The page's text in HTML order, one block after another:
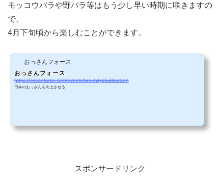
モッコウバラや野バラ等はもう少し早い時期に咲きますの
で、
4月下旬頃から楽しむことができます。
おっさんフォース
おっさんフォース
https://ossanforce.com/events/turumiryokutibaraen
日本のおっさんを向上させる
スポンサードリンク